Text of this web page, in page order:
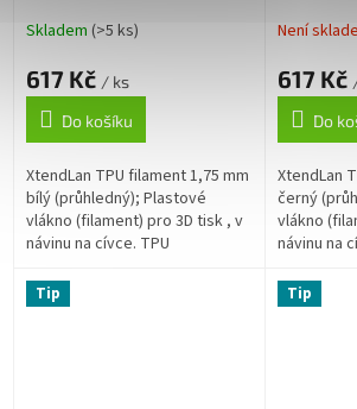
Skladem (>5 ks)
617 Kč / ks
Do košíku
XtendLan TPU filament 1,75 mm
bílý (průhledný); Plastové
vlákno (filament) pro 3D tisk , v
návinu na cívce. TPU
flexibilní materiál, který...
Není
617 Kč
Do
XtendLan
černý
vlákno
návinu na
flexibilní
Tip Tip